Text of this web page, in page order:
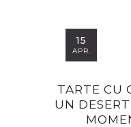
15
APR.
TARTE CU
UN